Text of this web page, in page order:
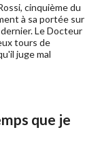
cinquième du
à sa portée sur
Le Docteur
tours de
juge mal
que je